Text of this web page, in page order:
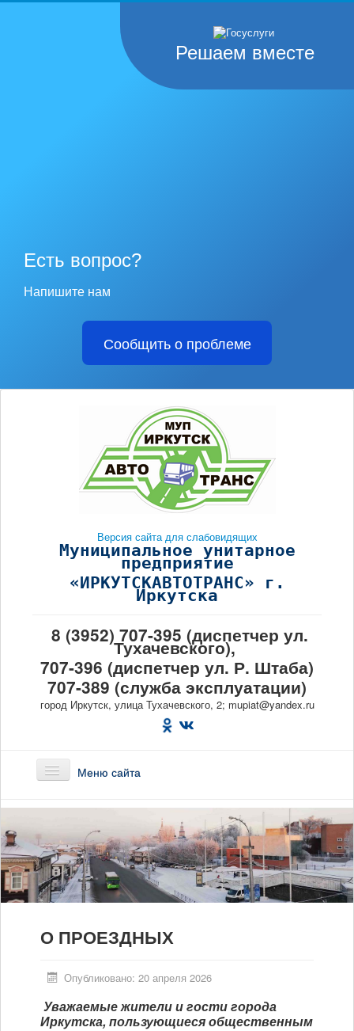
Решаем вместе
Есть вопрос?
Напишите нам
Сообщить о проблеме
Версия сайта для слабовидящих
Муниципальное унитарное
предприятие
«ИРКУТСКАВТОТРАНС» г.
Иркутска
8 (3952) 707-395 (диспетчер ул.
Тухачевского),
707-396 (диспетчер ул. Р. Штаба)
707-389 (служба эксплуатации)
город Иркутск, улица Тухачевского, 2; mupiat@yandex.ru
Меню сайта
О предприятии
Маршруты
Вакансии
Сотрудникам
Новости
О ПРОЕЗДНЫХ
Опубликовано: 20 апреля 2026
Уважаемые жители и гости города
Иркутска, пользующиеся общественным